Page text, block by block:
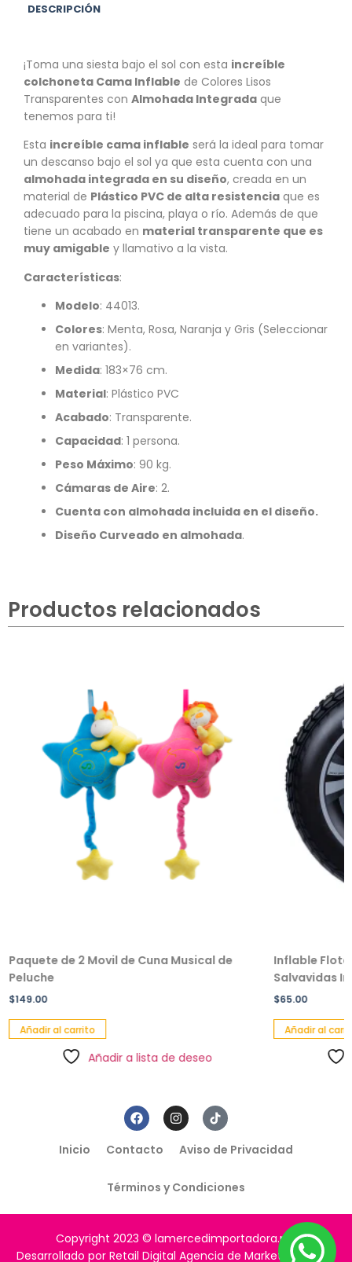
DESCRIPCIÓN
¡Toma una siesta bajo el sol con esta increíble
colchoneta Cama Inflable de Colores Lisos
Transparentes con Almohada Integrada que
tenemos para ti!
Esta increíble cama inflable será la ideal para tomar
un descanso bajo el sol ya que esta cuenta con una
almohada integrada en su diseño, creada en un
material de Plástico PVC de alta resistencia que es
adecuado para la piscina, playa o río. Además de que
tiene un acabado en material transparente que es
muy amigable y llamativo a la vista.
Características:
Modelo: 44013.
Colores: Menta, Rosa, Naranja y Gris (Seleccionar
en variantes).
Medida: 183×76 cm.
Material: Plástico PVC
Acabado: Transparente.
Capacidad: 1 persona.
Peso Máximo: 90 kg.
Cámaras de Aire: 2.
Cuenta con almohada incluida en el diseño.
Diseño Curveado en almohada.
Productos relacionados
Paquete de 2 Movil de Cuna Musical de
Peluche
$149.00
Añadir al carrito
Añadir a lista de deseo
Inflable
Salvavidas
$65.00
Añadir al
Inicio Contacto Aviso de Privacidad
Términos y Condiciones
Copyright 2023 © lamercedimportadora.mx
Desarrollado por Retail Digital Agencia de Marketing Digital